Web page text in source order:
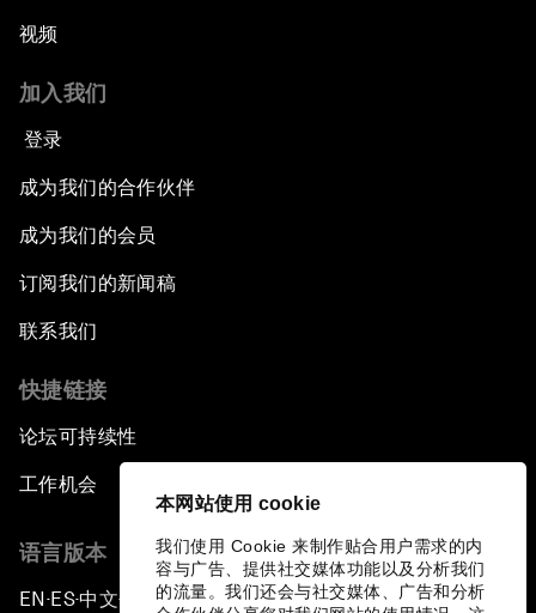
本网站使用 cookie
我们使用 Cookie 来制作贴合用户需求的内
容与广告、提供社交媒体功能以及分析我们
的流量。我们还会与社交媒体、广告和分析
视频
加入我们
登录
成为我们的合作伙伴
成为我们的会员
订阅我们的新闻稿
联系我们
快捷链接
论坛可持续性
工作机会
语言版本
EN ▪ ES▪中文▪ 日本語